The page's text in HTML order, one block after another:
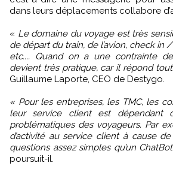
dans leurs déplacements collabore
« Le domaine du voyage est très
de départ du train, de l’avion, check in
etc.... Quand on a une contrainte
devient très pratique, car il répond
Guillaume Laporte, CEO de Destygo.
« Pour les entreprises, les TMC, les
leur service client est dépendant
problématiques des voyageurs. Par
d’activité au service client à cause
questions assez simples qu’un
poursuit-il.